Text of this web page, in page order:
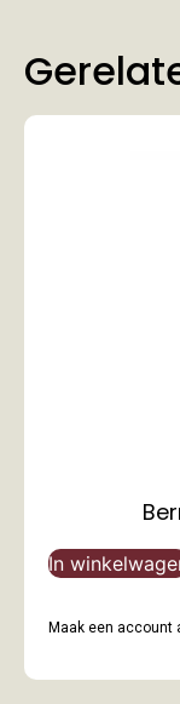
In
Maak een account